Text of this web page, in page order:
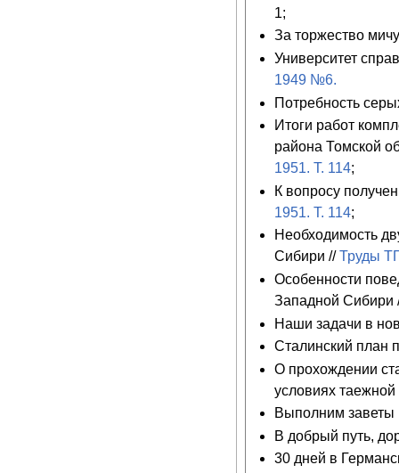
1;
За торжество
Университет
1949 №6.
Потребность
Итоги работ
района Томской
1951. Т. 114;
К вопросу
1951. Т. 114;
Необходимость
Сибири //Труды
Особенности
Западной Сибири
Наши задачи в
Сталинский план
О прохождении
условиях
Выполним
В добрый путь,
30 дней в